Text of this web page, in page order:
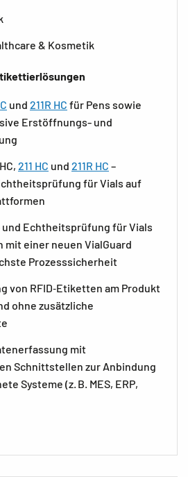
& Kosmetik
und 211R HC für Pens sowie
Erstöffnungs- und
HC, 211 HC und 211R HC –
für Vials auf
Echtheitsprüfung für Vials
mit einer neuen VialGuard
Prozesssicherheit
von RFID‑Etiketten am Produkt
ohne zusätzliche
mit
Schnittstellen zur Anbindung
Systeme (z. B. MES, ERP,